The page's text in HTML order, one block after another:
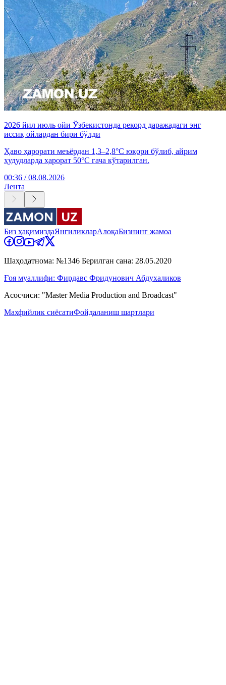
2026 йил июль ойи Ўзбекистонда рекорд даражадаги энг
иссиқ ойлардан бири бўлди
Ҳаво ҳарорати меъёрдан 1,3–2,8°C юқори бўлиб, айрим
ҳудудларда ҳарорат 50°C гача кўтарилган.
00:36 / 08.08.2026
Лента
Биз ҳақимиздаЯнгиликларАлоқаБизнинг жамоа
Шаҳодатнома: №1346 Берилган сана: 28.05.2020
Ғоя муаллифи: Фирдавс Фридунович Абдухаликов
Асосчиси: "Master Media Production and Broadcast"
Махфийлик сиёсатиФойдаланиш шартлари